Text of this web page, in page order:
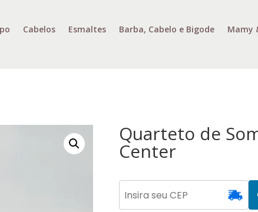
Cabelos Esmaltes Barba, Cabelo e Bigode Mamy
Quarteto de
Center